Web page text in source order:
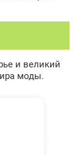
и великий
моды.